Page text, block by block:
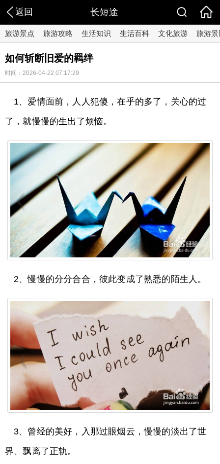
返回 长短途
旅游景点 旅游攻略 生活知识 生活百科 文化旅游 旅游景
如何斩断旧爱的羁绊
时间：2026-04-22 07:17:29
1、爱情面前，人人犯傻，在乎的多了，关心的过
了，就慢慢的生出了烦恼。
2、慢慢的分分合合，彼此变成了熟悉的陌生人。
3、曾经的美好，入那过眼烟云，慢慢的淡出了世
界、飘离了正轨。